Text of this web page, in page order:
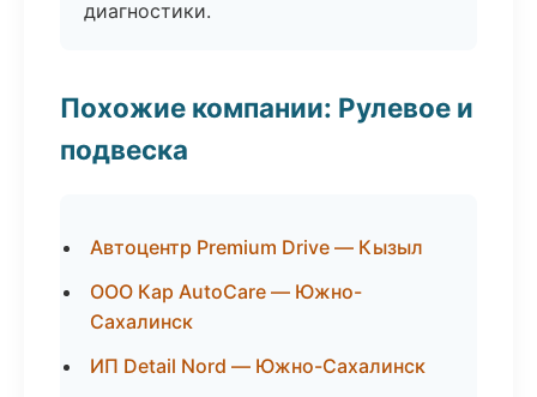
диагностики.
Похожие компании: Рулевое и
подвеска
Автоцентр Premium Drive — Кызыл
ООО Кар AutoCare — Южно-
Сахалинск
ИП Detail Nord — Южно-Сахалинск